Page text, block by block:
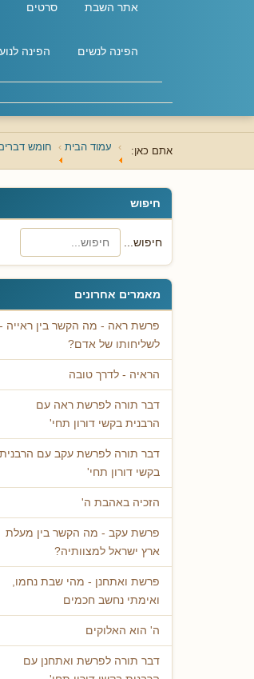
אתר השבת סרטים
הפינה לנשים הפינה
אתם כאן: עמוד הבית חומש
חיפוש
חיפוש...
מאמרים אחרונים
פרשת ראה - מה הקשר בין ראייה -
לשליחותו של אדם?
הראיה - לדרך טובה
דבר תורה לפרשת ראה עם
הרבנית בקשי דורון תחי'
דבר תורה לפרשת עקב עם הרבנית
בקשי דורון תחי'
הזכיה באהבת ה'
פרשת עקב - מה הקשר בין מעלת
ארץ ישראל למצוותיה?
פרשת ואתחנן - מהי שבת נחמו,
ואימתי נחשב חכמים
ה' הוא האלוקים
דבר תורה לפרשת ואתחנן עם